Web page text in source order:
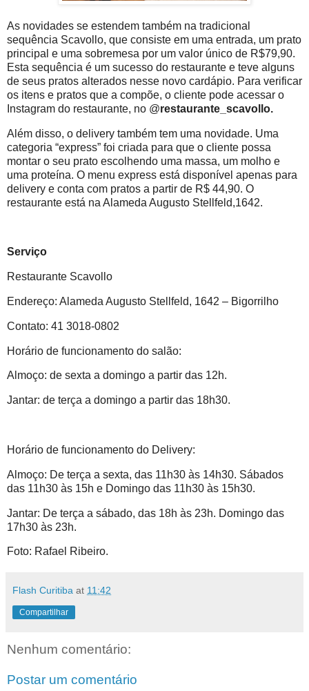
As novidades se estendem também na tradicional
sequência Scavollo, que consiste em uma entrada, um prato
principal e uma sobremesa por um valor único de R$79,90.
Esta sequência é um sucesso do restaurante e teve alguns
de seus pratos alterados nesse novo cardápio. Para verificar
os itens e pratos que a compõe, o cliente pode acessar o
Instagram do restaurante, no @restaurante_scavollo.
Além disso, o delivery também tem uma novidade. Uma
categoria “express” foi criada para que o cliente possa
montar o seu prato escolhendo uma massa, um molho e
uma proteína. O menu express está disponível apenas para
delivery e conta com pratos a partir de R$ 44,90. O
restaurante está na Alameda Augusto Stellfeld,1642.
Serviço
Restaurante Scavollo
Endereço: Alameda Augusto Stellfeld, 1642 – Bigorrilho
Contato: 41 3018-0802
Horário de funcionamento do salão:
Almoço: de sexta a domingo a partir das 12h.
Jantar: de terça a domingo a partir das 18h30.
Horário de funcionamento do Delivery:
Almoço: De terça a sexta, das 11h30 às 14h30. Sábados
das 11h30 às 15h e Domingo das 11h30 às 15h30.
Jantar: De terça a sábado, das 18h às 23h. Domingo das
17h30 às 23h.
Foto: Rafael Ribeiro.
Flash Curitiba at 11:42
Compartilhar
Nenhum comentário:
Postar um comentário